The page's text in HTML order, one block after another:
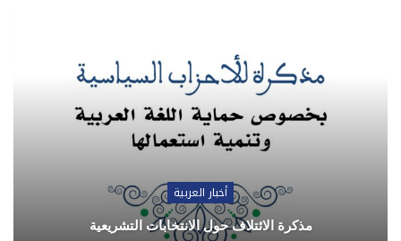
أخبار العربية
مذكرة الائتلاف حول الانتخابات التشريعية